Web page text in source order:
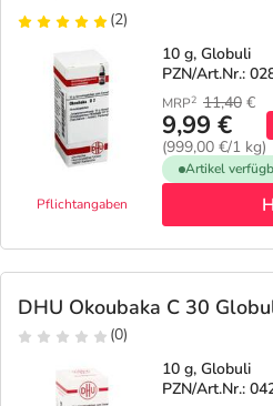
(2)
Pflichtangaben
10 g, Globuli
PZN/Art.Nr.:
MRP2 11,40 €
9,99 €
(999,00 €/1 kg)
Artikel
DHU Okoubaka C 30
(0)
10 g, Globuli
PZN/Art.Nr.: